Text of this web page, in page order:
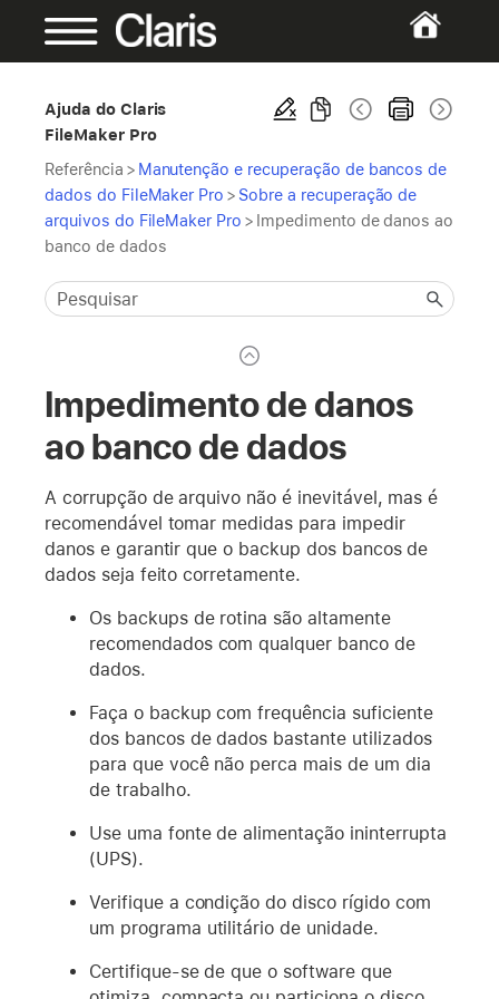
Ajuda do Claris
FileMaker Pro
Referência > Manutenção e recuperação de bancos de
dados do FileMaker Pro > Sobre a recuperação de
arquivos do FileMaker Pro > Impedimento de danos ao
banco de dados
Impedimento de danos
ao banco de dados
A corrupção de arquivo não é inevitável, mas é
recomendável tomar medidas para impedir
danos e garantir que o backup dos bancos de
dados seja feito corretamente.
Os backups de rotina são altamente
recomendados com qualquer banco de
dados.
Faça o backup com frequência suficiente
dos bancos de dados bastante utilizados
para que você não perca mais de um dia
de trabalho.
Use uma fonte de alimentação ininterrupta
(UPS).
Verifique a condição do disco rígido com
um programa utilitário de unidade.
Certifique-se de que o software que